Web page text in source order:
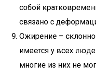
собой
связано с
Ожирение –
имеется у всех
многие из них не